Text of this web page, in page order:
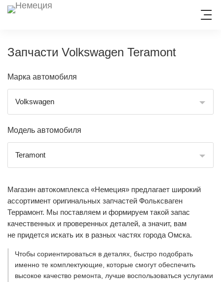
Запчасти Volkswagen Teramont
Марка автомобиля
Volkswagen
Модель автомобиля
Teramont
Магазин автокомплекса «Немеция» предлагает широкий
ассортимент оригинальных запчастей Фольксваген
Террамонт. Мы поставляем и формируем такой запас
качественных и проверенных деталей, а значит, вам
не придется искать их в разных частях города Омска.
Чтобы сориентироваться в деталях, быстро подобрать
именно те комплектующие, которые смогут обеспечить
высокое качество ремонта, лучше воспользоваться услугами
ЗАПИСЬ НА СЕРВИС